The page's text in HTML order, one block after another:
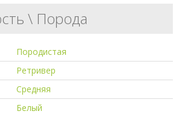
\ Порода
Породистая
Ретривер
Средняя
Белый